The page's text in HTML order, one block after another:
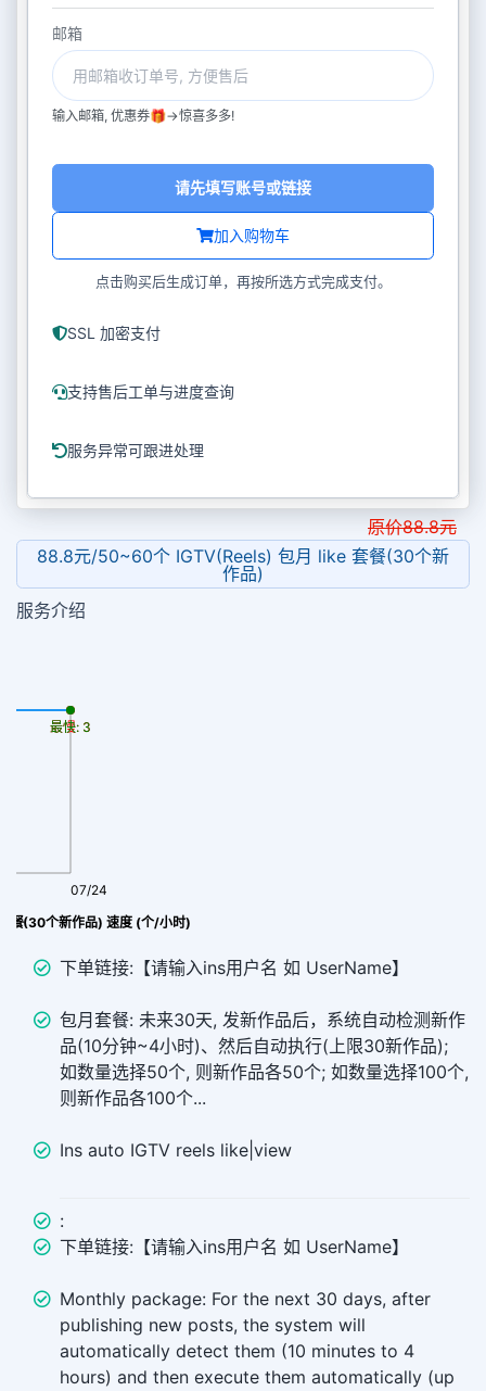
邮箱
输入邮箱, 优惠券🎁->惊喜多多!
加入购物车
请先填写账号或链接
点击购买后生成订单，再按所选方式完成支付。
SSL 加密支付
支持售后工单与进度查询
服务异常可跟进处理
原价88.8元
88.8元/50~60个 IGTV(Reels) 包月 like 套餐(30个新
作品)
服务介绍
餐(30个新作品) 速度 (个/小时)
07/24
最慢: 3
最快: 3
下单链接:【请输入ins用户名 如 UserName】
包月套餐: 未来30天, 发新作品后，系统自动检测新作
品(10分钟~4小时)、然后自动执行(上限30新作品);
如数量选择50个, 则新作品各50个; 如数量选择100个,
则新作品各100个...
Ins auto IGTV reels like|view
:
下单链接:【请输入ins用户名 如 UserName】
Monthly package: For the next 30 days, after
publishing new posts, the system will
automatically detect them (10 minutes to 4
hours) and then execute them automatically (up